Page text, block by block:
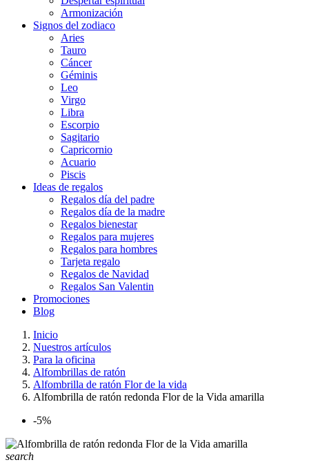
Armonización
Signos del zodiaco
Aries
Tauro
Cáncer
Géminis
Leo
Virgo
Libra
Escorpio
Sagitario
Capricornio
Acuario
Piscis
Ideas de regalos
Regalos día del padre
Regalos día de la madre
Regalos bienestar
Regalos para mujeres
Regalos para hombres
Tarjeta regalo
Regalos de Navidad
Regalos San Valentin
Promociones
Blog
Inicio
Nuestros artículos
Para la oficina
Alfombrillas de ratón
Alfombrilla de ratón Flor de la vida
Alfombrilla de ratón redonda Flor de la Vida amarilla
-5%
search